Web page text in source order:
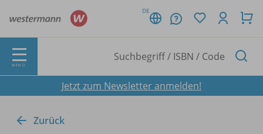
DE
MENÜ
Jetzt zum Newsletter anmelden!
Zurück